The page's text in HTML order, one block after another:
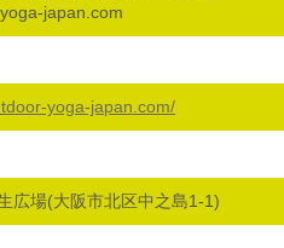
japan.com
yoga-japan.com/
広場(大阪市北区中之島1-1)